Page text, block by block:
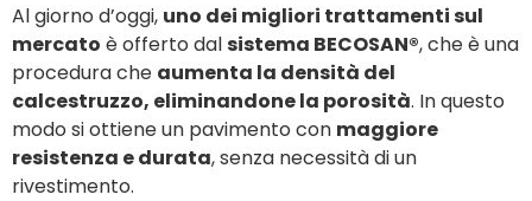
Al giorno d’oggi, uno dei migliori trattamenti sul
mercato è offerto dalsistema BECOSAN®, che è una
procedura che aumenta la densità del
calcestruzzo, eliminandone la porosità. In questo
modo si ottiene un pavimento con maggiore
resistenza e durata, senza necessità di un
rivestimento.